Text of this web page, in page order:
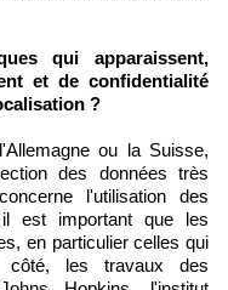
qui apparaissent,
et de confidentialité
?
ou la Suisse,
des données très
l'utilisation des
est important que les
en particulier celles qui
côté, les travaux des